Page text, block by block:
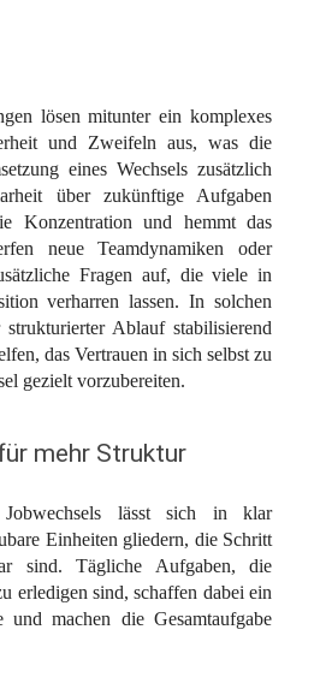
lösen mitunter ein komplexes
und Zweifeln aus, was die
eines Wechsels zusätzlich
über zukünftige Aufgaben
Konzentration und hemmt das
neue Teamdynamiken oder
Fragen auf, die viele in
verharren lassen. In solchen
Ablauf stabilisierend
das Vertrauen in sich selbst zu
gezielt vorzubereiten.
mehr Struktur
lässt sich in klar
Einheiten gliedern, die Schritt
sind. Tägliche Aufgaben, die
erledigen sind, schaffen dabei ein
machen die Gesamtaufgabe